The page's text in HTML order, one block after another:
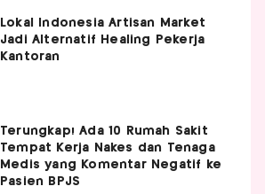
Lokal Indonesia Artisan Market
Jadi Alternatif Healing Pekerja
Kantoran
Terungkap! Ada 10 Rumah Sakit
Tempat Kerja Nakes dan Tenaga
Medis yang Komentar Negatif ke
Pasien BPJS